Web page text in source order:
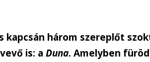
kapcsán három szereplőt
is: aDuna. Amelyben